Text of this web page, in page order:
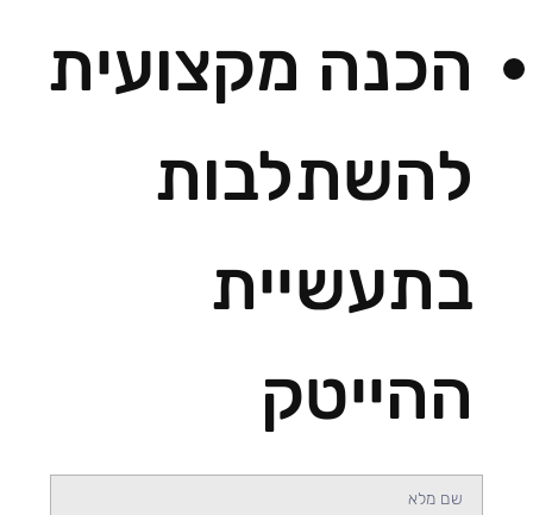
הכנה מקצועית
להשתלבות
בתעשיית
ההייטק